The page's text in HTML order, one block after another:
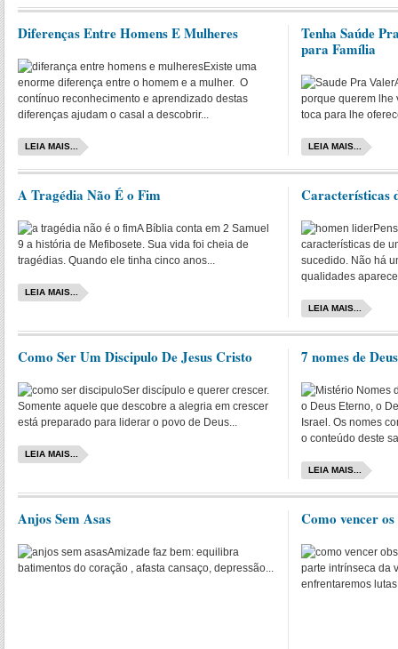
Diferenças Entre Homens E Mulheres
Existe uma
enorme diferença entre o homem e a mulher. O
contínuo reconhecimento e aprendizado destas
diferenças ajudam o casal a descobrir...
LEIA MAIS...
Tenha Saúde
para Família
porque querem lhe
toca para lhe
LEIA MAIS...
A Tragédia Não É o Fim
A Bíblia conta em 2 Samuel
9 a história de Mefibosete. Sua vida foi cheia de
tragédias. Quando ele tinha cinco anos...
LEIA MAIS...
Características
características de
sucedido. Não há
qualidades
LEIA MAIS...
Como Ser Um Discipulo De Jesus Cristo
Ser discípulo e querer crescer.
Somente aquele que descobre a alegria em crescer
está preparado para liderar o povo de Deus...
LEIA MAIS...
7 nomes de
o Deus Eterno, o
Israel. Os nomes
o conteúdo deste
LEIA MAIS...
Anjos Sem Asas
Amizade faz bem: equilibra
batimentos do coração , afasta cansaço, depressão...
Como vencer
parte intrínseca da
enfrentaremos